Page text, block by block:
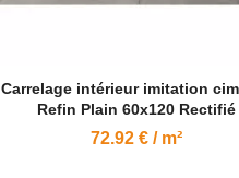
Carrelage intérieur imitation
Refin Plain 60x120 Rectifié
72.92 € / m²